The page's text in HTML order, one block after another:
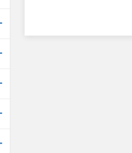
安